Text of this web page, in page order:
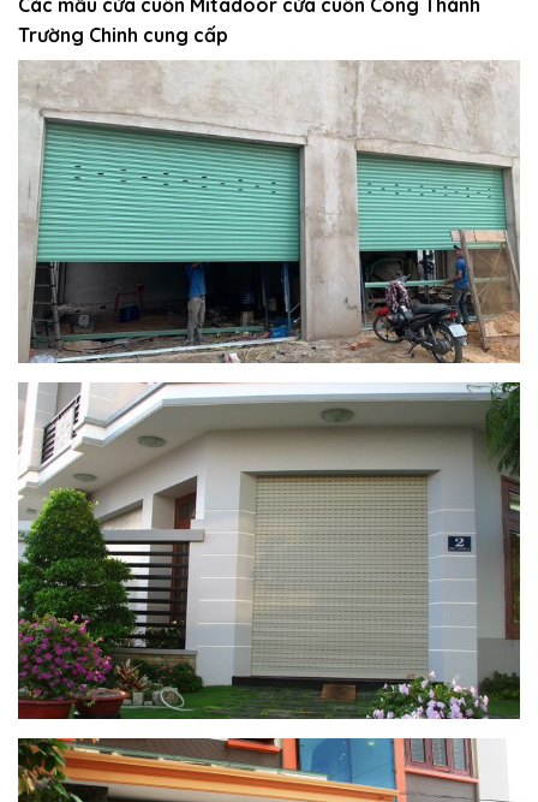
Các mẫu cửa cuốn Mitadoor cửa cuốn Công Thành
Trường Chinh cung cấp